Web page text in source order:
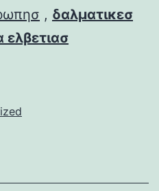
, δαλματικεσ